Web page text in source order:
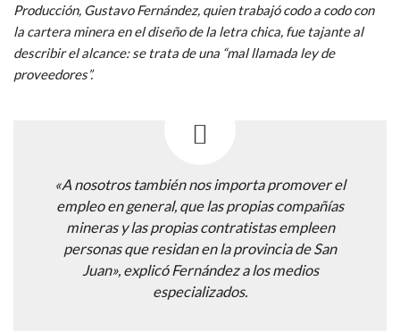
Producción, Gustavo Fernández, quien trabajó codo a codo con
la cartera minera en el diseño de la letra chica, fue tajante al
describir el alcance: se trata de una “mal llamada ley de
proveedores”.
«A nosotros también nos importa promover el
empleo en general, que las propias compañías
mineras y las propias contratistas empleen
personas que residan en la provincia de San
Juan», explicó Fernández a los medios
especializados.